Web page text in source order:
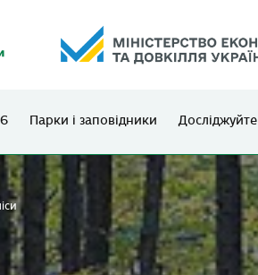
Парки і заповідники Досліджуйте